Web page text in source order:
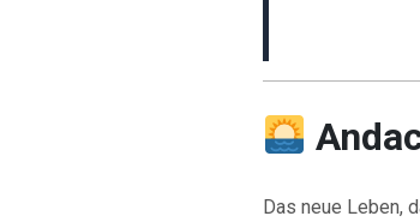
Das neue Leben,